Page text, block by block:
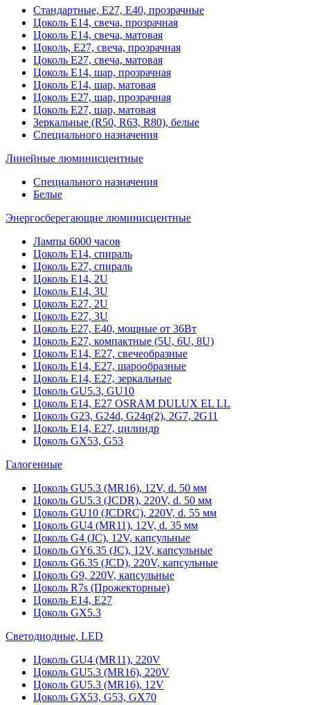
Стандартные, Е27, Е40, прозрачные
Цоколь Е14, свеча, прозрачная
Цоколь Е14, свеча, матовая
Цоколь, Е27, свеча, прозрачная
Цоколь Е27, свеча, матовая
Цоколь Е14, шар, прозрачная
Цоколь Е14, шар, матовая
Цоколь Е27, шар, прозрачная
Цоколь Е27, шар, матовая
Зеркальные (R50, R63, R80), белые
Специального назначения
Линейные люминисцентные
Специального назначения
Белые
Энергосберегающие люминисцентные
Лампы 6000 часов
Цоколь Е14, спираль
Цоколь Е27, спираль
Цоколь Е14, 2U
Цоколь Е14, 3U
Цоколь Е27, 2U
Цоколь Е27, 3U
Цоколь Е27, Е40, мощные от 36Вт
Цоколь Е27, компактные (5U, 6U, 8U)
Цоколь Е14, Е27, свечеобразные
Цоколь Е14, Е27, шарообразные
Цоколь Е14, Е27, зеркальные
Цоколь GU5.3, GU10
Цоколь Е14, Е27 OSRAM DULUX EL LL
Цоколь G23, G24d, G24q(2), 2G7, 2G11
Цоколь Е14, Е27, цилиндр
Цоколь GX53, G53
Галогенные
Цоколь GU5.3 (MR16), 12V, d. 50 мм
Цоколь GU5.3 (JCDR), 220V, d. 50 мм
Цоколь GU10 (JCDRC), 220V, d. 55 мм
Цоколь GU4 (MR11), 12V, d. 35 мм
Цоколь G4 (JC), 12V, капсульные
Цоколь GY6.35 (JC), 12V, капсульные
Цоколь G6.35 (JCD), 220V, капсульные
Цоколь G9, 220V, капсульные
Цоколь R7s (Прожекторные)
Цоколь E14, E27
Цоколь GX5.3
Светодиодные, LED
Цоколь GU4 (MR11), 220V
Цоколь GU5.3 (MR16), 220V
Цоколь GU5.3 (MR16), 12V
Цоколь GX53, G53, GX70